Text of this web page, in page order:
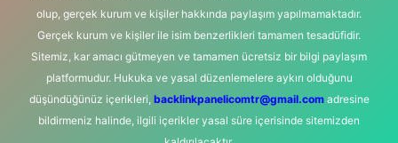
olup, gerçek kurum ve kişiler hakkında paylaşım yapılmamaktadır.
Gerçek kurum ve kişiler ile isim benzerlikleri tamamen tesadüfidir.
Sitemiz, kar amacı gütmeyen ve tamamen ücretsiz bir bilgi paylaşım
platformudur. Hukuka ve yasal düzenlemelere aykırı olduğunu
düşündüğünüz içerikleri, backlinkpanelicomtr@gmail.comadresine
bildirmeniz halinde, ilgili içerikler yasal süre içerisinde sitemizden